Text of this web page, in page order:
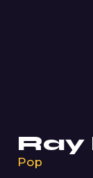
Ray
Pop